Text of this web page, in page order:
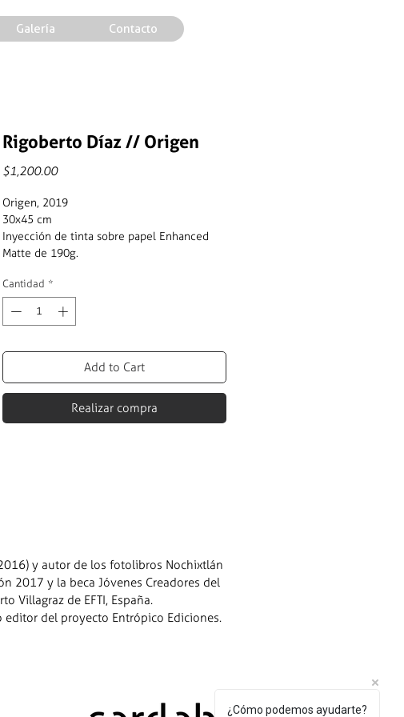
Galería Contacto
Rigoberto Díaz // Origen
$1,200.00Precio
Origen, 2019
30x45 cm
Inyección de tinta sobre papel Enhanced
Matte de 190g.
Cantidad *
Add to Cart
Realizar compra
y autor de los fotolibros Nochixtlán
2017 y la beca Jóvenes Creadores del
Villagraz de EFTI, España.
del proyecto Entrópico Ediciones.
¿Cómo podemos ayudarte?